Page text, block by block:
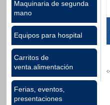
Maquinaria de segunda
mano
Equipos para hospital
Carritos de
venta.alimentación
Ferias, eventos,
presentaciones